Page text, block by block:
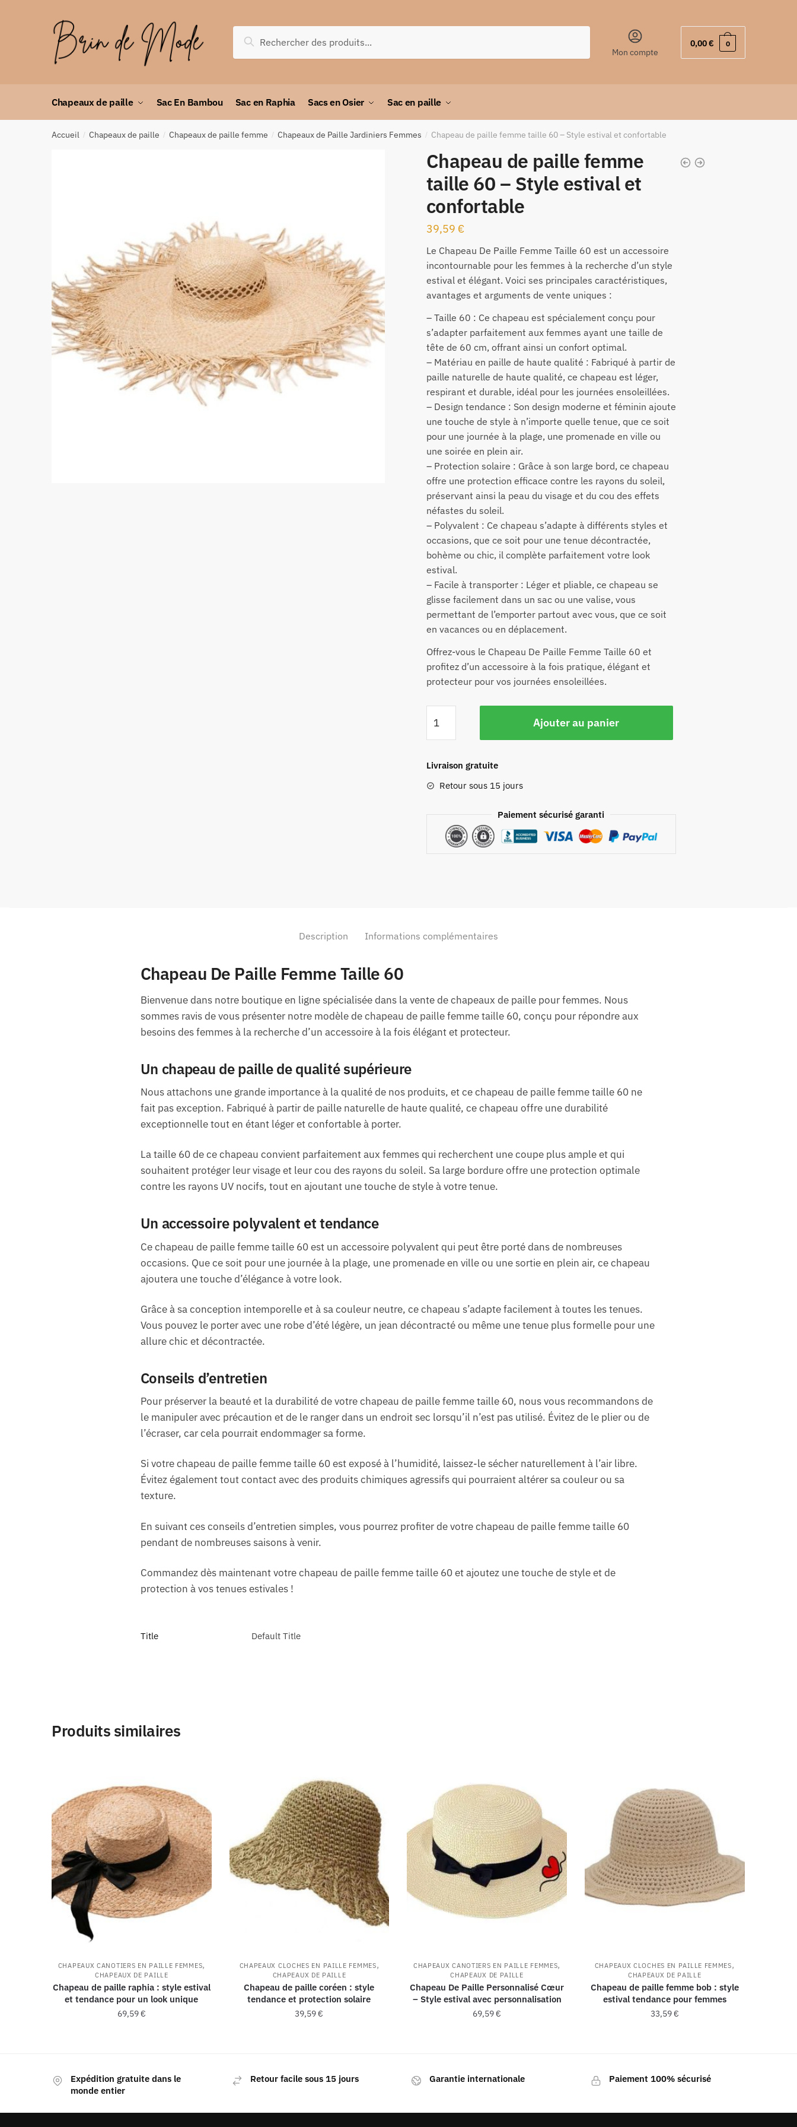
Recherche
Mon compte
0,00€ 0
Chapeaux de paille Sac En Bambou Sac en Raphia Sacs en Osier Sac en paille
Accueil / Chapeaux de paille / Chapeaux de paille femme / Chapeaux de Paille Jardiniers Femmes / Chapeau de paille femme taille 60 – Style estival et confortable
Chapeau de paille femme
taille 60 – Style estival et
confortable
39,59 €
Le Chapeau De Paille Femme Taille 60 est un accessoire
incontournable pour les femmes à la recherche d’un style
estival et élégant. Voici ses principales caractéristiques,
avantages et arguments de vente uniques :
– Taille 60 : Ce chapeau est spécialement conçu pour
s’adapter parfaitement aux femmes ayant une taille de
tête de 60 cm, offrant ainsi un confort optimal.
– Matériau en paille de haute qualité : Fabriqué à partir de
paille naturelle de haute qualité, ce chapeau est léger,
respirant et durable, idéal pour les journées ensoleillées.
– Design tendance : Son design moderne et féminin ajoute
une touche de style à n’importe quelle tenue, que ce soit
pour une journée à la plage, une promenade en ville ou
une soirée en plein air.
– Protection solaire : Grâce à son large bord, ce chapeau
offre une protection efficace contre les rayons du soleil,
préservant ainsi la peau du visage et du cou des effets
néfastes du soleil.
– Polyvalent : Ce chapeau s’adapte à différents styles et
occasions, que ce soit pour une tenue décontractée,
bohème ou chic, il complète parfaitement votre look
estival.
– Facile à transporter : Léger et pliable, ce chapeau se
glisse facilement dans un sac ou une valise, vous
permettant de l’emporter partout avec vous, que ce soit
en vacances ou en déplacement.
Offrez-vous le Chapeau De Paille Femme Taille 60 et
profitez d’un accessoire à la fois pratique, élégant et
protecteur pour vos journées ensoleillées.
Ajouter au panier
Livraison gratuite
Retour sous 15 jours
Paiement sécurisé garanti
Description Informations complémentaires
Chapeau De Paille Femme Taille 60
Bienvenue dans notre boutique en ligne spécialisée dans la vente de chapeaux de paille pour femmes. Nous
sommes ravis de vous présenter notre modèle de chapeau de paille femme taille 60, conçu pour répondre aux
besoins des femmes à la recherche d’un accessoire à la fois élégant et protecteur.
Un chapeau de paille de qualité supérieure
Nous attachons une grande importance à la qualité de nos produits, et ce chapeau de paille femme taille 60 ne
fait pas exception. Fabriqué à partir de paille naturelle de haute qualité, ce chapeau offre une durabilité
exceptionnelle tout en étant léger et confortable à porter.
La taille 60 de ce chapeau convient parfaitement aux femmes qui recherchent une coupe plus ample et qui
souhaitent protéger leur visage et leur cou des rayons du soleil. Sa large bordure offre une protection optimale
contre les rayons UV nocifs, tout en ajoutant une touche de style à votre tenue.
Un accessoire polyvalent et tendance
Ce chapeau de paille femme taille 60 est un accessoire polyvalent qui peut être porté dans de nombreuses
occasions. Que ce soit pour une journée à la plage, une promenade en ville ou une sortie en plein air, ce chapeau
ajoutera une touche d’élégance à votre look.
Grâce à sa conception intemporelle et à sa couleur neutre, ce chapeau s’adapte facilement à toutes les tenues.
Vous pouvez le porter avec une robe d’été légère, un jean décontracté ou même une tenue plus formelle pour une
allure chic et décontractée.
Conseils d’entretien
Pour préserver la beauté et la durabilité de votre chapeau de paille femme taille 60, nous vous recommandons de
le manipuler avec précaution et de le ranger dans un endroit sec lorsqu’il n’est pas utilisé. Évitez de le plier ou de
l’écraser, car cela pourrait endommager sa forme.
Si votre chapeau de paille femme taille 60 est exposé à l’humidité, laissez-le sécher naturellement à l’air libre.
Évitez également tout contact avec des produits chimiques agressifs qui pourraient altérer sa couleur ou sa
texture.
En suivant ces conseils d’entretien simples, vous pourrez profiter de votre chapeau de paille femme taille 60
pendant de nombreuses saisons à venir.
Commandez dès maintenant votre chapeau de paille femme taille 60 et ajoutez une touche de style et de
protection à vos tenues estivales !
Title Default Title
Produits similaires
CHAPEAUX CANOTIERS EN PAILLE FEMMES,
CHAPEAUX DE PAILLE
Chapeau de paille raphia : style estival
et tendance pour un look unique
69,59€
CHAPEAUX CLOCHES EN PAILLE FEMMES,
CHAPEAUX DE PAILLE
Chapeau de paille coréen : style
tendance et protection solaire
39,59€
CHAPEAUX CANOTIERS EN PAILLE FEMMES,
CHAPEAUX DE PAILLE
Chapeau De Paille Personnalisé Cœur
– Style estival avec personnalisation
69,59€
CHAPEAUX CLOCHES EN PAILLE FEMMES,
CHAPEAUX DE PAILLE
Chapeau de paille femme bob : style
estival tendance pour femmes
33,59€
Expédition gratuite dans le
monde entier
Retour facile sous 15 jours Garantie internationale Paiement 100% sécurisé